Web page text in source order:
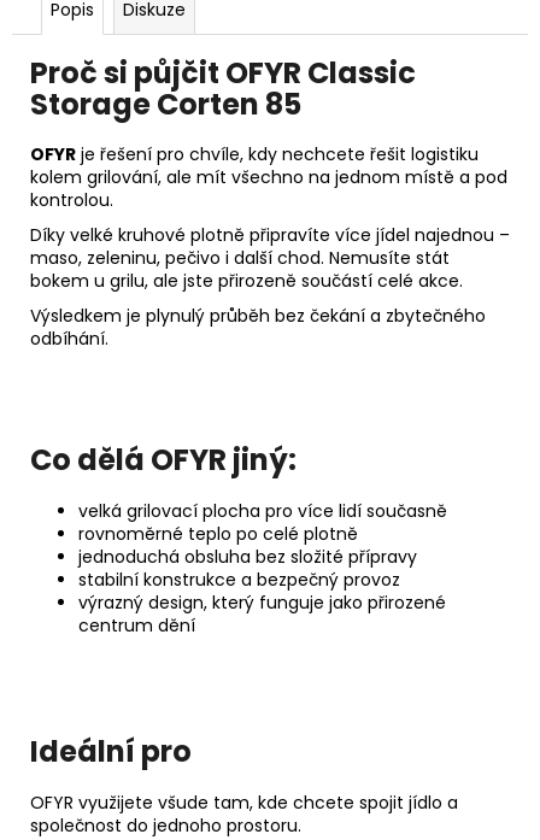
Popis Diskuze
Proč si půjčit OFYR Classic
Storage Corten 85
OFYR je řešení pro chvíle, kdy nechcete řešit logistiku
kolem grilování, ale mít všechno na jednom místě a pod
kontrolou.
Díky velké kruhové plotně připravíte více jídel najednou –
maso, zeleninu, pečivo i další chod. Nemusíte stát
bokem u grilu, ale jste přirozeně součástí celé akce.
Výsledkem je plynulý průběh bez čekání a zbytečného
odbíhání.
Co dělá OFYR jiný:
velká grilovací plocha pro více lidí současně
rovnoměrné teplo po celé plotně
jednoduchá obsluha bez složité přípravy
stabilní konstrukce a bezpečný provoz
výrazný design, který funguje jako přirozené
centrum dění
Ideální pro
OFYR využijete všude tam, kde chcete spojit jídlo a
společnost do jednoho prostoru.